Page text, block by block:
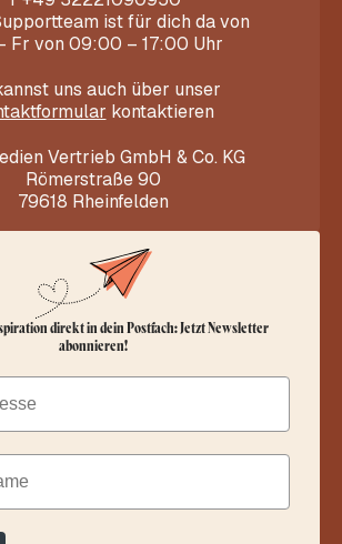
ist für dich da von
Fr von 09:00 – 17:00 Uhr
uns auch über unser
kontaktieren
Vertrieb GmbH & Co. KG
Römerstraße 90
79618 Rheinfelden
direkt in dein Postfach: Jetzt Newsletter
abonnieren!